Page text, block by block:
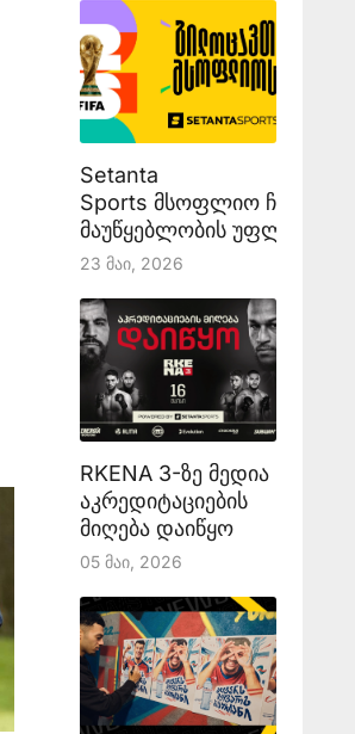
Setanta
Sports მსოფლიო
მაუწყებლობის უფლებას
23 Მაი, 2026
RKENA 3-ზე მედია
აკრედიტაციების
მიღება დაიწყო
05 Მაი, 2026